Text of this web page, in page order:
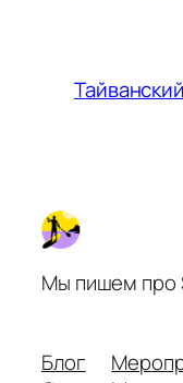
Мы пишем про
Блог